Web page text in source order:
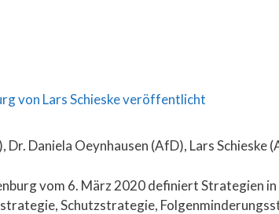
Daniela Oeynhausen (AfD), Lars
vom 6. März 2020 definiert Strategien
Schutzstrategie,